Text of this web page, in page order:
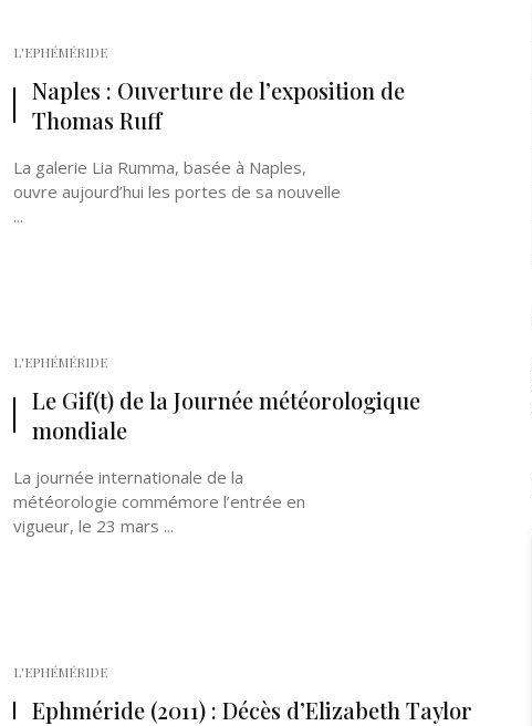
L'EPHÉMÉRIDE
Naples : Ouverture de l’exposition de
Thomas Ruff
La galerie Lia Rumma, basée à Naples,
ouvre aujourd’hui les portes de sa nouvelle
...
L'EPHÉMÉRIDE
Le Gif(t) de la Journée météorologique
mondiale
La journée internationale de la
météorologie commémore l’entrée en
vigueur, le 23 mars ...
L'EPHÉMÉRIDE
Ephméride (2011) : Décès d’Elizabeth Taylor